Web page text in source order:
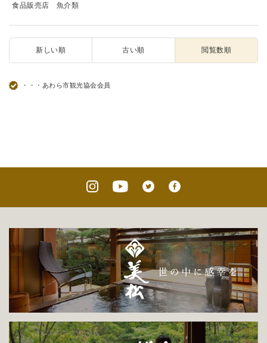
食品販売店
魚介類
新しい順 古い順 閲覧数順
・・・あわら市観光協会会員